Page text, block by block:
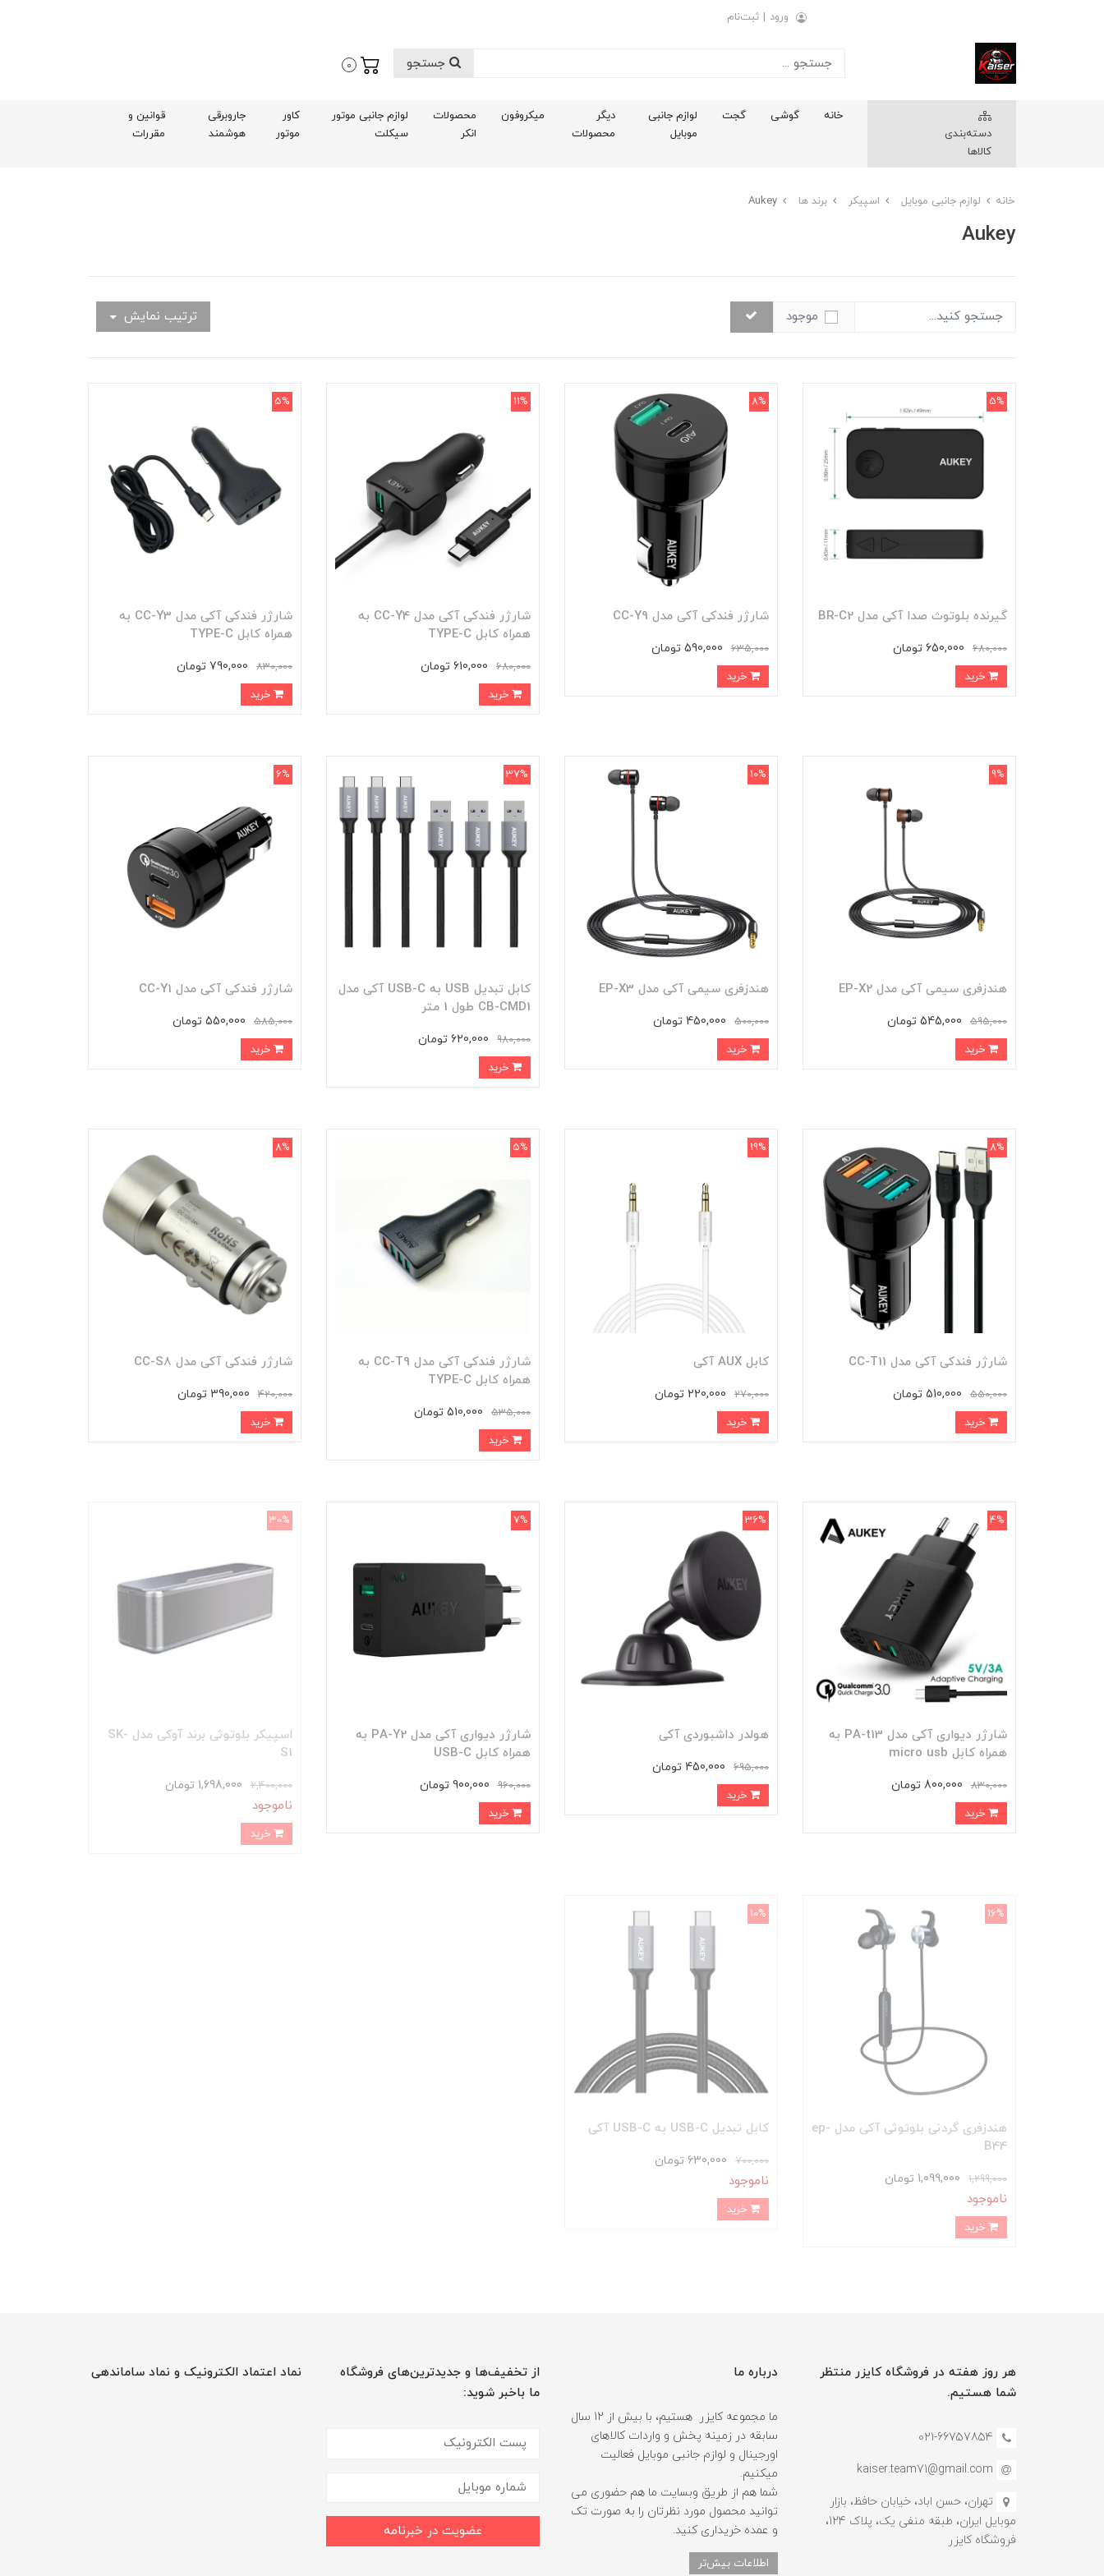
ورود | ثبت‌نام
0
دسته‌بندی
کالاها
خانه گوشی گجت
لوازم جانبی
موبایل
دیگر
محصولات
میکروفون
محصولات
انکر
لوازم جانبی موتور
سیکلت
کاور
موتور
جاروبرقی
هوشمند
قوانین و
مقررات
خانه لوازم جانبی موبایل اسپیکر برند ها Aukey
Aukey
موجود ترتیب نمایش
گیرنده بلوتوث صدا آکی مدل BR-C2
680,000 650,000 تومان
5%
شارژر فندکی آکی مدل CC-Y9
635,000 590,000 تومان
8%
شارژر فندکی آکی مدل CC-Y4 به
همراه کابل TYPE-C
680,000 610,000 تومان
11%
شارژر فندکی آکی مدل CC-Y3 به
همراه کابل TYPE-C
830,000 790,000 تومان
5%
هندزفری سیمی آکی مدل EP-X2
595,000 545,000 تومان
9%
هندزفری سیمی آکی مدل EP-X3
500,000 450,000 تومان
10%
کابل تبدیل USB به USB-C آکی مدل
CB-CMD1 طول 1 متر
980,000 620,000 تومان
37%
شارژر فندکی آکی مدل CC-Y1
585,000 550,000 تومان
6%
شارژر فندکی آکی مدل CC-T11
550,000 510,000 تومان
8%
کابل AUX آکی
270,000 220,000 تومان
19%
شارژر فندکی آکی مدل CC-T9 به
همراه کابل TYPE-C
535,000 510,000 تومان
5%
شارژر فندکی آکی مدل CC-S8
420,000 390,000 تومان
8%
شارژر دیواری آکی مدل PA-t13 به
همراه کابل micro usb
830,000 800,000 تومان
4%
هولدر داشبوردی آکی
695,000 450,000 تومان
36%
شارژر دیواری آکی مدل PA-Y2 به
همراه کابل USB-C
960,000 900,000 تومان
7%
اسپیکر بلوتوثی برند آوکی مدل SK-
S1
2,400,000 1,698,000 تومان
30%
ناموجود
هندزفری گردنی بلوتوثی آکی مدل ep-
B44
1,299,000 1,099,000 تومان
16%
ناموجود
کابل تبدیل USB-C به USB-C آکی
700,000 630,000 تومان
10%
ناموجود
هر روز هفته در فروشگاه کایزر منتظر
شما هستیم.
021-66757854
kaiser.team71@gmail.com
تهران، حسن اباد، خیابان حافظ، بازار
موبایل ایران، طبقه منفی یک، پلاک 124،
فروشگاه کایزر
درباره ما
ما مجموعه کایزر هستیم، با بیش از 12 سال
سابقه در زمینه پخش و واردات کالاهای
اورجینال و لوازم جانبی موبایل فعالیت
میکنیم.
شما هم از طریق وبسایت ما هم حضوری می
توانید محصول مورد نظرتان را به صورت تک
و عمده خریداری کنید.
اطلاعات بیش‌تر
از تخفیف‌ها و جدیدترین‌های فروشگاه
ما باخبر شوید:
عضویت در خبرنامه
نماد اعتماد الکترونیک و نماد ساماندهی